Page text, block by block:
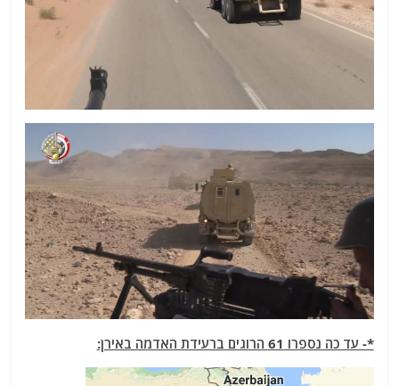
*- עד כה נספרו 61 הרוגים ברעידת האדמה באירן: